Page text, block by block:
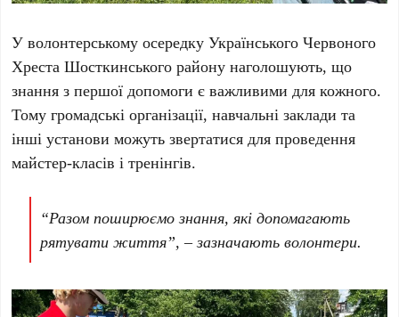
У волонтерському осередку Українського Червоного
Хреста Шосткинського району наголошують, що
знання з першої допомоги є важливими для кожного.
Тому громадські організації, навчальні заклади та
інші установи можуть звертатися для проведення
майстер-класів і тренінгів.
“Разом поширюємо знання, які допомагають
рятувати життя”, – зазначають волонтери.